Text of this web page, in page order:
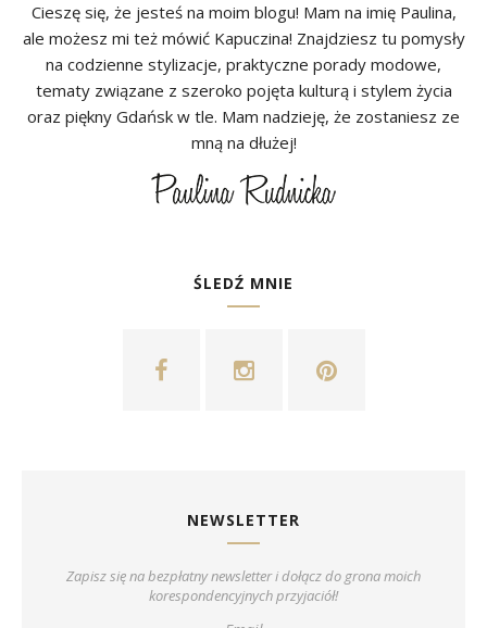
Cieszę się, że jesteś na moim blogu! Mam na imię Paulina,
ale możesz mi też mówić Kapuczina! Znajdziesz tu pomysły
na codzienne stylizacje, praktyczne porady modowe,
tematy związane z szeroko pojęta kulturą i stylem życia
oraz piękny Gdańsk w tle. Mam nadzieję, że zostaniesz ze
mną na dłużej!
ŚLEDŹ MNIE
NEWSLETTER
Zapisz się na bezpłatny newsletter i dołącz do grona moich
korespondencyjnych przyjaciół!